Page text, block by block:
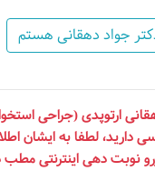
جواد دهقانی هستم
ارتوپدی (جراحی
دارید، لطفا به ایشان
نوبت دهی اینترنتی